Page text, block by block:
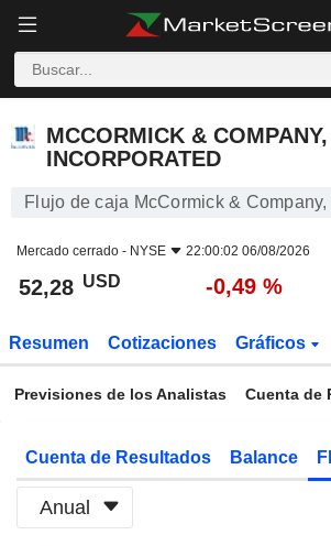
MCCORMICK & COMPANY,
INCORPORATED
Flujo de caja McCormick & Company,
Mercado cerrado - NYSE 22:00:02 06/08/2026
52,28 USD -0,49 %
Resumen Cotizaciones Gráficos
Previsiones de los Analistas Cuenta de
Cuenta de Resultados Balance
Anual